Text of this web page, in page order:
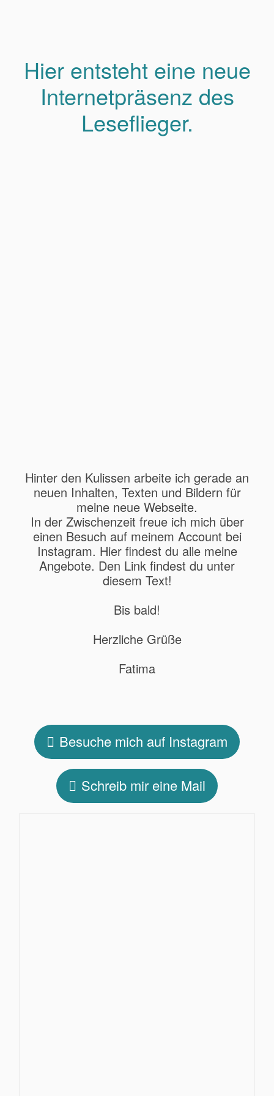
Hier entsteht eine neue
Internetpräsenz des
Leseflieger.
Hinter den Kulissen arbeite ich gerade an
neuen Inhalten, Texten und Bildern für
meine neue Webseite.
In der Zwischenzeit freue ich mich über
einen Besuch auf meinem Account bei
Instagram. Hier findest du alle meine
Angebote. Den Link findest du unter
diesem Text!
Bis bald!
Herzliche Grüße
Fatima
Besuche mich auf Instagram
Schreib mir eine Mail